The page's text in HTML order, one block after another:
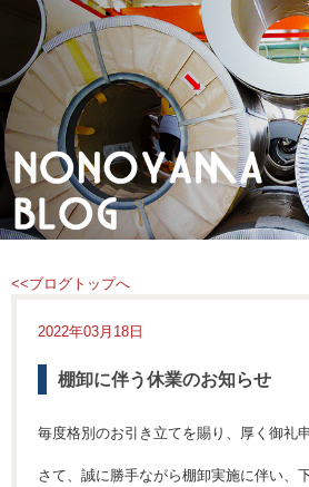
<<ブログトップへ
2022年03月18日
棚卸に伴う休業のお知らせ
毎度格別のお引き立てを賜り、厚く御礼
さて、誠に勝手ながら棚卸実施に伴い、